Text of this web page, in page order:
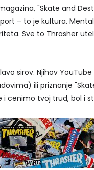
"Skate and
– to je kultura.
Sve to Thrasher
sirov. Njihov
ili priznanje
cenimo tvoj trud, bol i